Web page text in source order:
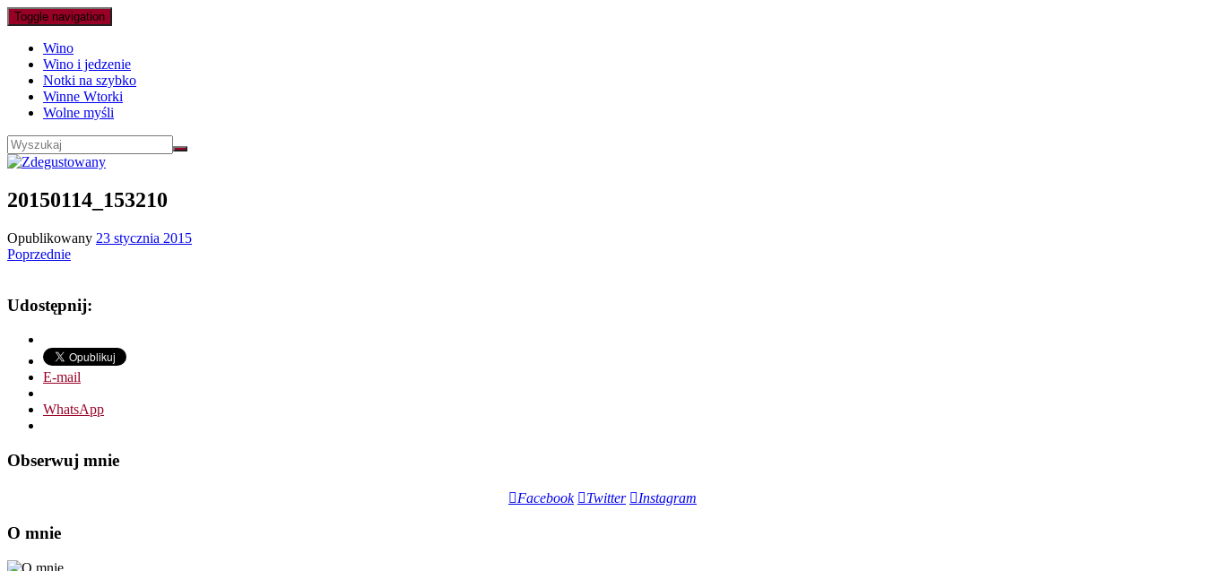
Toggle navigation
Wino
Wino i jedzenie
Notki na szybko
Winne Wtorki
Wolne myśli
20150114_153210
Opublikowany 23 stycznia 2015
Poprzednie
Udostępnij:
E-mail
WhatsApp
Obserwuj mnie
Facebook Twitter Instagram
O mnie